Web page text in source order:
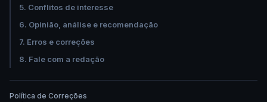
5. Conflitos de interesse
6. Opinião, análise e recomendação
7. Erros e correções
8. Fale com a redação
Política de Correções